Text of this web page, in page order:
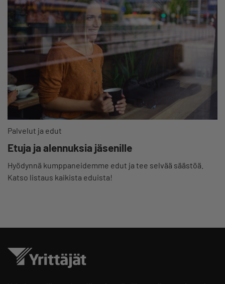
Palvelut ja edut
Etuja ja alennuksia jäsenille
Hyödynnä kumppaneidemme edut ja tee selvää säästöä.
Katso listaus kaikista eduista!